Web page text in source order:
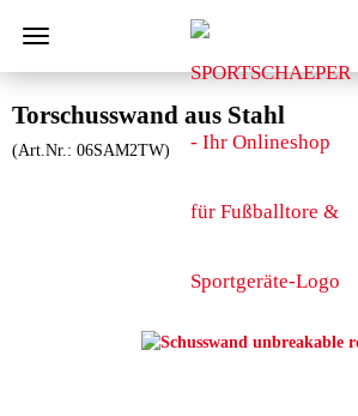
Torschusswand aus Stahl
(Art.Nr.: 06SAM2TW)